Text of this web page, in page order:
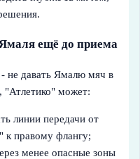
ещё до приема
не давать Ямалю мяч в
"Атлетико" может:
линии передачи от
к правому флангу;
менее опасные зоны